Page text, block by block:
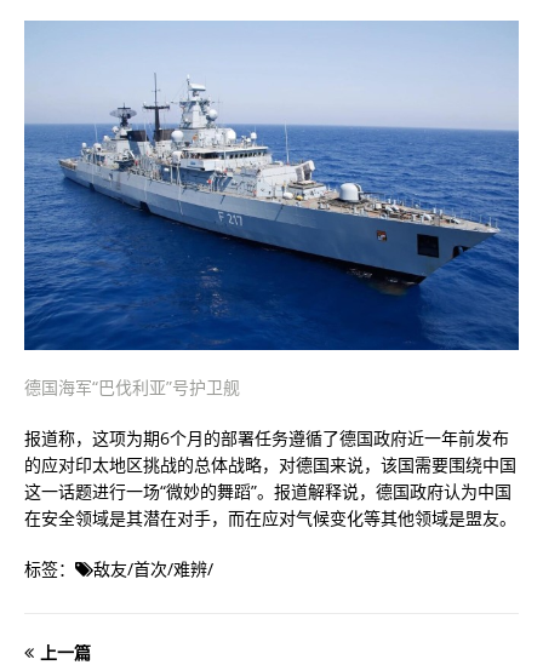
德国海军“巴伐利亚”号护卫舰
报道称，这项为期6个月的部署任务遵循了德国政府近一年前发布
的应对印太地区挑战的总体战略，对德国来说，该国需要围绕中国
这一话题进行一场“微妙的舞蹈”。报道解释说，德国政府认为中国
在安全领域是其潜在对手，而在应对气候变化等其他领域是盟友。
标签： 敌友/首次/难辨/
上一篇